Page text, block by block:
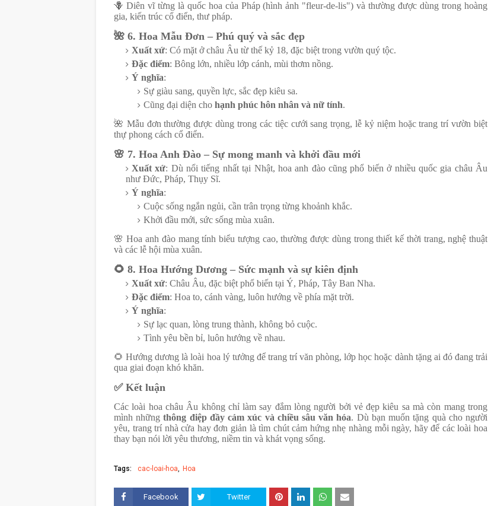
🪻 Diên vĩ từng là quốc hoa của Pháp (hình ảnh "fleur-de-lis") và thường được dùng trong hoàng
gia, kiến trúc cổ điển, thư pháp.
🌺 6. Hoa Mẫu Đơn – Phú quý và sắc đẹp
Xuất xứ: Có mặt ở châu Âu từ thế kỷ 18, đặc biệt trong vườn quý tộc.
Đặc điểm: Bông lớn, nhiều lớp cánh, mùi thơm nồng.
Ý nghĩa:
Sự giàu sang, quyền lực, sắc đẹp kiêu sa.
Cũng đại diện cho hạnh phúc hôn nhân và nữ tính.
🌺 Mẫu đơn thường được dùng trong các tiệc cưới sang trọng, lễ kỷ niệm hoặc trang trí vườn biệt
thự phong cách cổ điển.
🌸 7. Hoa Anh Đào – Sự mong manh và khởi đầu mới
Xuất xứ: Dù nổi tiếng nhất tại Nhật, hoa anh đào cũng phổ biến ở nhiều quốc gia châu Âu
như Đức, Pháp, Thụy Sĩ.
Ý nghĩa:
Cuộc sống ngắn ngủi, cần trân trọng từng khoảnh khắc.
Khởi đầu mới, sức sống mùa xuân.
🌸 Hoa anh đào mang tính biểu tượng cao, thường được dùng trong thiết kế thời trang, nghệ thuật
và các lễ hội mùa xuân.
🌻 8. Hoa Hướng Dương – Sức mạnh và sự kiên định
Xuất xứ: Châu Âu, đặc biệt phổ biến tại Ý, Pháp, Tây Ban Nha.
Đặc điểm: Hoa to, cánh vàng, luôn hướng về phía mặt trời.
Ý nghĩa:
Sự lạc quan, lòng trung thành, không bỏ cuộc.
Tình yêu bền bỉ, luôn hướng về nhau.
🌻 Hướng dương là loài hoa lý tưởng để trang trí văn phòng, lớp học hoặc dành tặng ai đó đang trải
qua giai đoạn khó khăn.
✅Kết luận
Các loài hoa châu Âu không chỉ làm say đắm lòng người bởi vẻ đẹp kiêu sa mà còn mang trong
mình nhữngthông điệp đầy cảm xúc và chiều sâu văn hóa. Dù bạn muốn tặng quà cho người
yêu, trang trí nhà cửa hay đơn giản là tìm chút cảm hứng nhẹ nhàng mỗi ngày, hãy để các loài hoa
thay bạn nói lời yêu thương, niềm tin và khát vọng sống.
Tags: cac-loai-hoa Hoa
Facebook Twitter